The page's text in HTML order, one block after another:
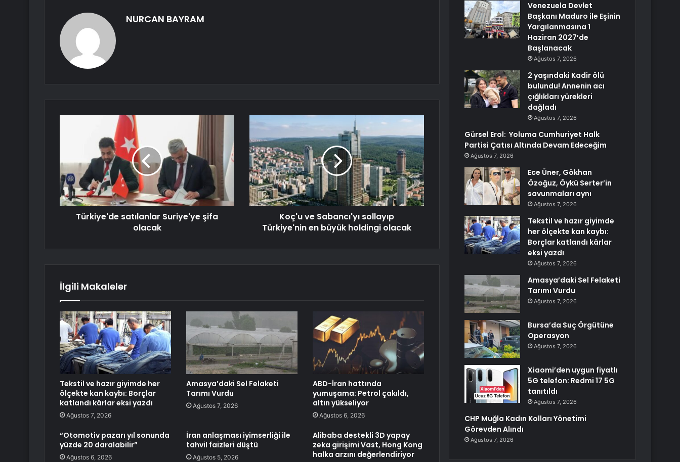
NURCAN BAYRAM
Türkiye'de satılanlar Suriye'ye şifa
olacak
Koç'u ve Sabancı'yı sollayıp
Türkiye'nin en büyük holdingi olacak
İlgili Makaleler
Tekstil ve hazır giyimde her
ölçekte kan kaybı: Borçlar
katlandı kârlar eksi yazdı
Ağustos 7, 2026
Amasya’daki Sel Felaketi
Tarımı Vurdu
Ağustos 7, 2026
ABD-İran hattında
yumuşama: Petrol çakıldı,
altın yükseliyor
Ağustos 6, 2026
“Otomotiv pazarı yıl sonunda
yüzde 20 daralabilir”
Ağustos 6, 2026
İran anlaşması iyimserliği ile
tahvil faizleri düştü
Ağustos 5, 2026
Alibaba destekli 3D yapay
zeka girişimi Vast, Hong Kong
halka arzını değerlendiriyor
Venezuela Devlet
Başkanı Maduro ile Eşinin
Yargılanmasına 1
Haziran 2027’de
Başlanacak
Ağustos 7, 2026
2 yaşındaki Kadir ölü
bulundu! Annenin acı
çığlıkları yürekleri
dağladı
Ağustos 7, 2026
Gürsel Erol: Yoluma Cumhuriyet Halk
Partisi Çatısı Altında Devam Edeceğim
Ağustos 7, 2026
Ece Üner, Gökhan
Özoğuz, Öykü Serter’in
savunmaları aynı
Ağustos 7, 2026
Tekstil ve hazır giyimde
her ölçekte kan kaybı:
Borçlar katlandı kârlar
eksi yazdı
Ağustos 7, 2026
Amasya’daki Sel Felaketi
Tarımı Vurdu
Ağustos 7, 2026
Bursa’da Suç Örgütüne
Operasyon
Ağustos 7, 2026
Xiaomi’den uygun fiyatlı
5G telefon: Redmi 17 5G
tanıtıldı
Ağustos 7, 2026
CHP Muğla Kadın Kolları Yönetimi
Görevden Alındı
Ağustos 7, 2026